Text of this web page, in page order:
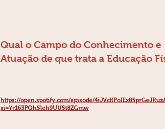
Qual o Campo do Conhecimento e
Atuação de que trata a Educação
https://open.spotify.com/episode/
si=Yr163PQhSleh9UUSt8ZGmw